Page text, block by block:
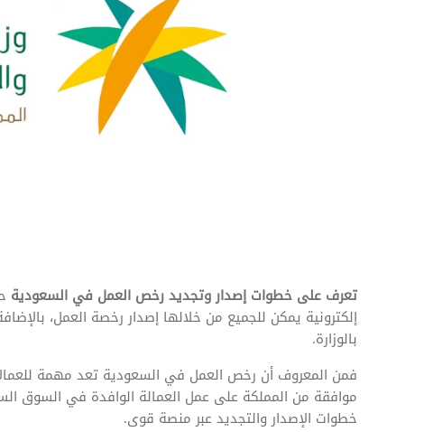
تعرف على خطوات إصدار وتجديد رخص العمل في السعودية
إلكترونية يمكن للجميع من خلالها إصدار رخصة العمل،
بالوزارة.
فمن المعروف أن رخص العمل في السعودية تعد مهمة
موافقة من المملكة على عمل العمالة الوافدة في السوق
خطوات الإصدار والتجديد عبر منصة قوى.
تحسين متابعة مهام وقوائم التحقق الخاصة
تتبع التأمين الصحي
قم بتتبع طلبات استرداد تكاليف الرعاية